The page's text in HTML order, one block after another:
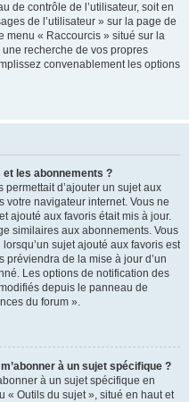
de contrôle de l’utilisateur, soit en
de l’utilisateur » sur la page de
menu « Raccourcis » situé sur la
recherche de vos propres
convenablement les options
les abonnements ?
d’ajouter un sujet aux
votre navigateur internet. Vous ne
ajouté aux favoris était mis à jour.
similaires aux abonnements. Vous
sujet ajouté aux favoris est
préviendra de la mise à jour d’un
Les options de notification des
depuis le panneau de
du forum ».
à un sujet spécifique ?
à un sujet spécifique en
« Outils du sujet », situé en haut et